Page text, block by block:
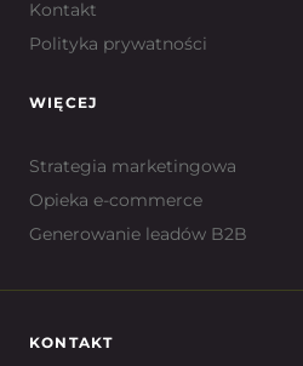
Kontakt
Polityka prywatności
WIĘCEJ
Strategia marketingowa
Opieka e-commerce
Generowanie leadów B2B
KONTAKT